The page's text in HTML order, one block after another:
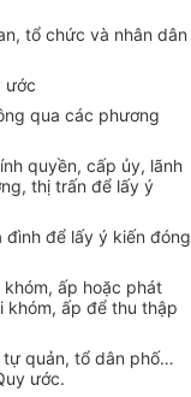
tổ chức và nhân dân
ước
qua các phương
quyền, cấp ủy, lãnh
thị trấn để lấy ý
để lấy ý kiến đóng
ấp hoặc phát
khóm, ấp để thu thập
quản, tổ dân phố…
ước.